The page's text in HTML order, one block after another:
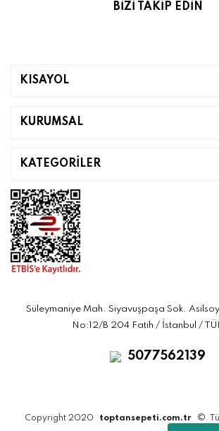
BİZİ TAKİP EDİN
KISAYOL
KURUMSAL
KATEGORİLER
Süleymaniye Mah. Siyavuşpaşa Sok.
No:12/B 204 Fatih / İstanbul /
5077562139
Copyright 2020 toptansepeti.com.tr ©.